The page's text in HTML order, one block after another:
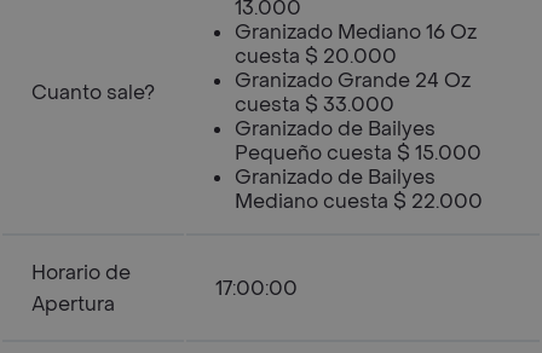
Cuanto sale?
13.000
Granizado Mediano 16 Oz
cuesta $ 20.000
Granizado Grande 24 Oz
cuesta $ 33.000
Granizado de Bailyes
Pequeño cuesta $ 15.000
Granizado de Bailyes
Mediano cuesta $ 22.000
Horario de
Apertura
17:00:00